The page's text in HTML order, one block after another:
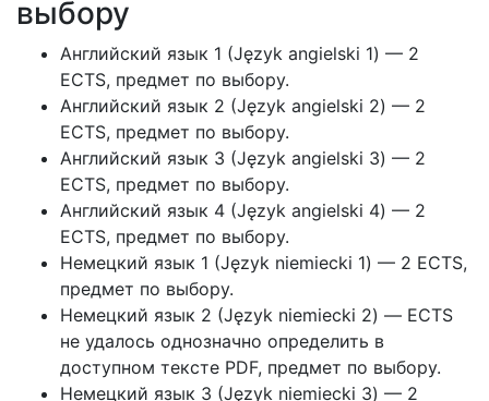
выбору
Английский язык 1 (Język angielski 1) — 2
ECTS, предмет по выбору.
Английский язык 2 (Język angielski 2) — 2
ECTS, предмет по выбору.
Английский язык 3 (Język angielski 3) — 2
ECTS, предмет по выбору.
Английский язык 4 (Język angielski 4) — 2
ECTS, предмет по выбору.
Немецкий язык 1 (Język niemiecki 1) — 2 ECTS,
предмет по выбору.
Немецкий язык 2 (Język niemiecki 2) — ECTS
не удалось однозначно определить в
доступном тексте PDF, предмет по выбору.
Немецкий язык 3 (Język niemiecki 3) — 2